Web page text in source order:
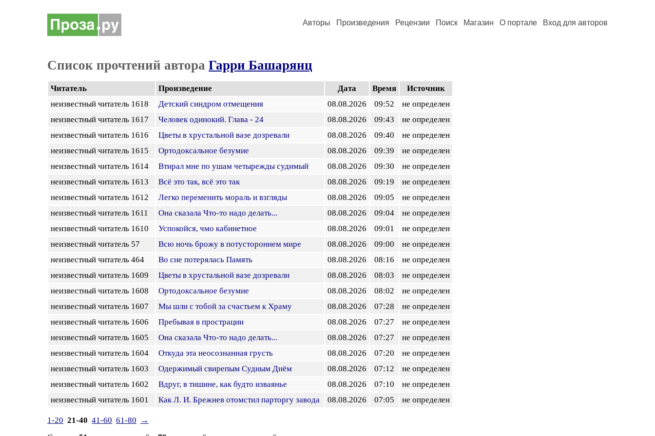
Авторы Произведения Рецензии Поиск Магазин О портале Вход для авторов
Список прочтений автора Гарри Башарянц
Читатель Произведение Дата Время
Источник
неизвестный читатель 1618
Детский синдром отмещения 08.08.2026 09:52
не определен
неизвестный читатель 1617
Человек одинокий. Глава - 24 08.08.2026 09:43
не определен
неизвестный читатель 1616
Цветы в хрустальной вазе дозревали 08.08.2026 09:40
не определен
неизвестный читатель 1615
Ортодоксальное безумие 08.08.2026 09:39
не определен
неизвестный читатель 1614
Втирал мне по ушам четырежды судимый 08.08.2026 09:30
не определен
неизвестный читатель 1613
Всё это так, всё это так 08.08.2026 09:19
не определен
неизвестный читатель 1612
Легко переменить мораль и взгляды 08.08.2026 09:05
не определен
неизвестный читатель 1611
Она сказала Что-то надо делать... 08.08.2026 09:04
не определен
неизвестный читатель 1610
Успокойся, чмо кабинетное 08.08.2026 09:01
не определен
неизвестный читатель 57
Всю ночь брожу в потустороннем мире 08.08.2026 09:00
не определен
неизвестный читатель 464
Во сне потерялась Память 08.08.2026 08:16
не определен
неизвестный читатель 1609
Цветы в хрустальной вазе дозревали 08.08.2026 08:03
не определен
неизвестный читатель 1608
Ортодоксальное безумие 08.08.2026 08:02
не определен
неизвестный читатель 1607
Мы шли с тобой за счастьем к Храму 08.08.2026 07:28
не определен
неизвестный читатель 1606
Пребывая в прострации 08.08.2026 07:27
не определен
неизвестный читатель 1605
Она сказала Что-то надо делать... 08.08.2026 07:27
не определен
неизвестный читатель 1604
Откуда эта неосознанная грусть 08.08.2026 07:20
не определен
неизвестный читатель 1603
Одержимый свирепым Судным Днём 08.08.2026 07:12
не определен
неизвестный читатель 1602
Вдруг, в тишине, как будто изваянье 08.08.2026 07:10
не определен
неизвестный читатель 1601
Как Л. И. Брежнев отомстил парторгу завода 08.08.2026 07:05 не определен
1-20 21-40 41-60 61-80
→